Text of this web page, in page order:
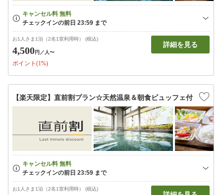
お1人さま1泊（2名1室利用時） (税込)
4,500円 ／人〜
ポイント(1%)
詳細を見る
【楽天限定】直前割プラン☆天然温泉＆朝食ビュッフェ付
お1人さま1泊（2名1室利用時） (税込)